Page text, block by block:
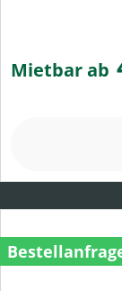
Mietbar ab